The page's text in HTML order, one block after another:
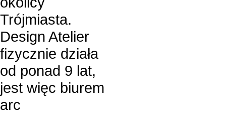
Trójmiasta.
Design Atelier
fizycznie działa
od ponad 9 lat,
jest więc biurem
arc